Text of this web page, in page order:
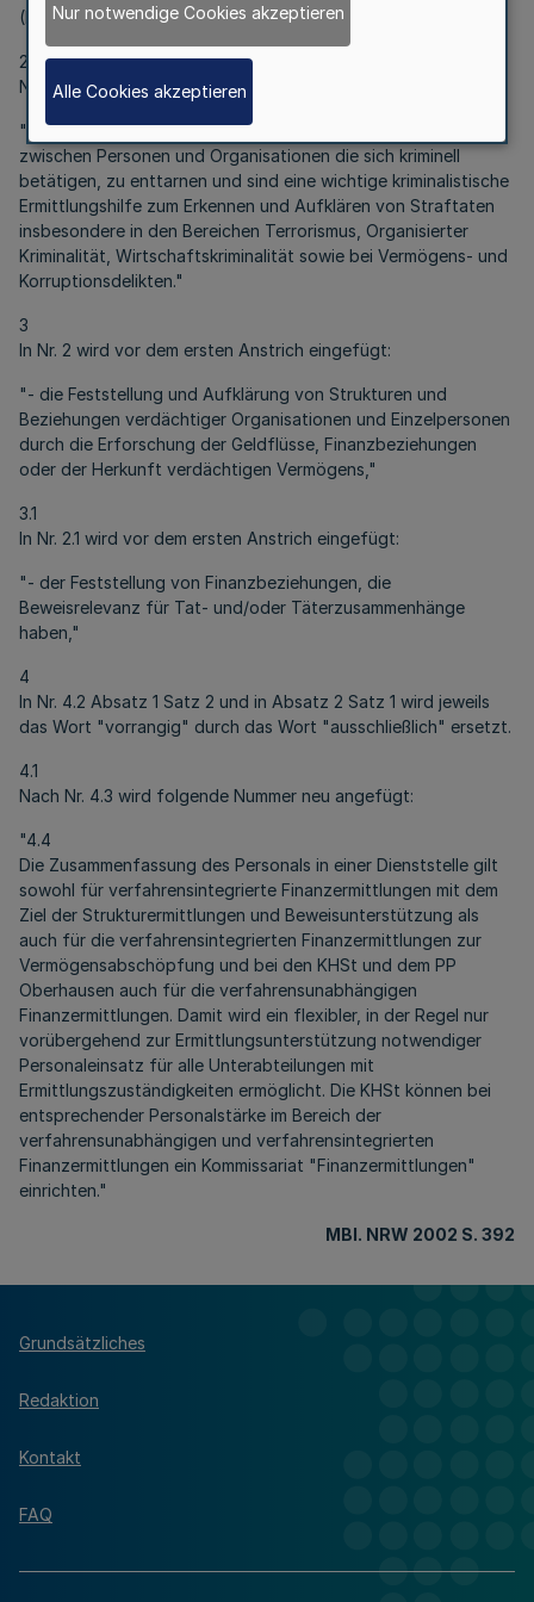
(Finanzermittlungsrichtlinien – FERL)"
2
Nr. 1 wird um folgenden Absatz ergänzt:
"Finanzermittlungen sind darüber hinaus geeignet, Bezüge
zwischen Personen und Organisationen die sich kriminell
betätigen, zu enttarnen und sind eine wichtige kriminalistische
Ermittlungshilfe zum Erkennen und Aufklären von Straftaten
insbesondere in den Bereichen Terrorismus, Organisierter
Kriminalität, Wirtschaftskriminalität sowie bei Vermögens- und
Korruptionsdelikten."
3
In Nr. 2 wird vor dem ersten Anstrich eingefügt:
"- die Feststellung und Aufklärung von Strukturen und
Beziehungen verdächtiger Organisationen und Einzelpersonen
durch die Erforschung der Geldflüsse, Finanzbeziehungen
oder der Herkunft verdächtigen Vermögens,"
3.1
In Nr. 2.1 wird vor dem ersten Anstrich eingefügt:
"- der Feststellung von Finanzbeziehungen, die
Beweisrelevanz für Tat- und/oder Täterzusammenhänge
haben,"
4
In Nr. 4.2 Absatz 1 Satz 2 und in Absatz 2 Satz 1 wird jeweils
das Wort "vorrangig" durch das Wort "ausschließlich" ersetzt.
4.1
Nach Nr. 4.3 wird folgende Nummer neu angefügt:
"4.4
Die Zusammenfassung des Personals in einer Dienststelle gilt
sowohl für verfahrensintegrierte Finanzermittlungen mit dem
Ziel der Strukturermittlungen und Beweisunterstützung als
auch für die verfahrensintegrierten Finanzermittlungen zur
Vermögensabschöpfung und bei den KHSt und dem PP
Oberhausen auch für die verfahrensunabhängigen
Finanzermittlungen. Damit wird ein flexibler, in der Regel nur
vorübergehend zur Ermittlungsunterstützung notwendiger
Personaleinsatz für alle Unterabteilungen mit
Ermittlungszuständigkeiten ermöglicht. Die KHSt können bei
entsprechender Personalstärke im Bereich der
verfahrensunabhängigen und verfahrensintegrierten
Finanzermittlungen ein Kommissariat "Finanzermittlungen"
einrichten."
MBl. NRW 2002 S. 392
Grundsätzliches
Redaktion
Kontakt
FAQ
Nur notwendige Cookies akzeptieren
Alle Cookies akzeptieren